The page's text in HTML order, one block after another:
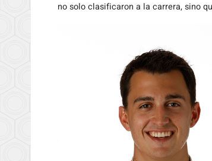
no solo clasificaron a la carrera, sino